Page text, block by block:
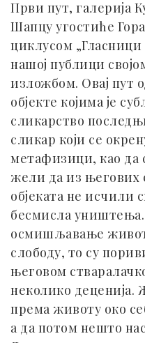
Први пут, галерија
Шапцу угостиће
циклусом
нашој публици
изложбом. Овај пут
објекте којима је
сликарство
сликар који се
метафизици, као да
жели да из његових
објеката не исчили
бесмисла уништења.
осмишљавање
слободу, то су
његовом
неколико деценија.
према животу око
а да потом нешто